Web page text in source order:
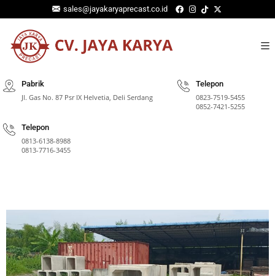
sales@jayakaryaprecast.co.id
Pabrik
Jl. Gas No. 87 Psr IX Helvetia, Deli Serdang
Telepon
0823-7519-5455
0852-7421-5255
Telepon
⁠0813-6138-8988
0813-7716-3455